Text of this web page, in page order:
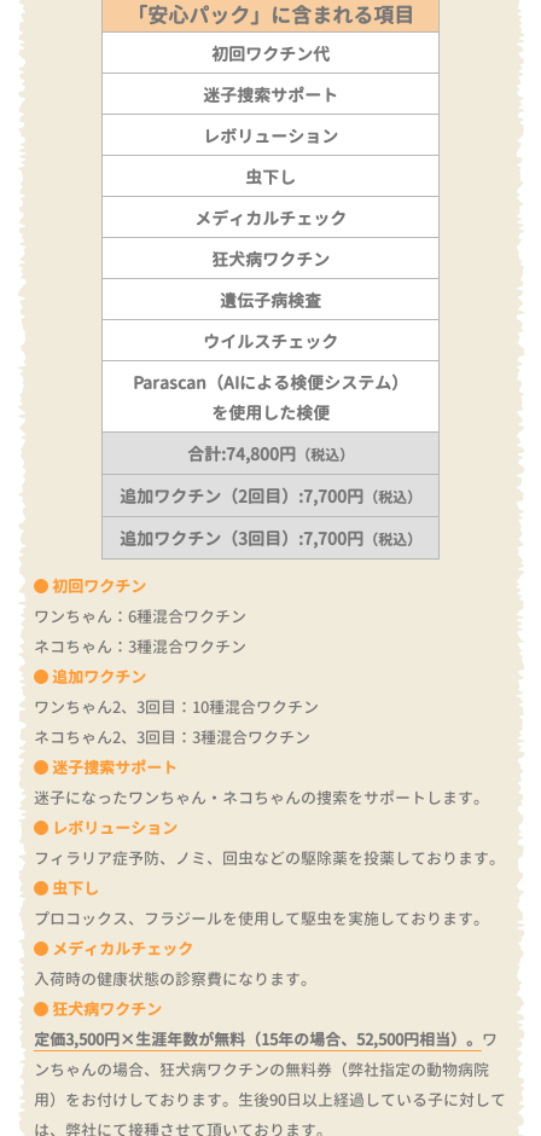
初回ワクチン
ワンちゃん：6種混合ワクチン
ネコちゃん：3種混合ワクチン
追加ワクチン
ワンちゃん2、3回目：10種混合ワクチン
ネコちゃん2、3回目：3種混合ワクチン
迷子捜索サポート
迷子になったワンちゃん・ネコちゃんの捜索をサポートします。
レボリューション
フィラリア症予防、ノミ、回虫などの駆除薬を投薬しております。
虫下し
プロコックス、フラジールを使用して駆虫を実施しております。
メディカルチェック
入荷時の健康状態の診察費になります。
狂犬病ワクチン
定価3,500円×生涯年数が無料（15年の場合、52,500円相当）。 ワ
ンちゃんの場合、狂犬病ワクチンの無料券（弊社指定の動物病院
用）をお付けしております。 生後90日以上経過している子に対して
は、弊社にて接種させて頂いております。
「安心パック」に含まれる項目
初回ワクチン代
迷子捜索サポート
レボリューション
虫下し
メディカルチェック
狂犬病ワクチン
遺伝子病検査
ウイルスチェック
Parascan（AIによる検便システム）
を使用した検便
合計:74,800円 （税込）
追加ワクチン（2回目）:7,700円 （税込）
追加ワクチン（3回目）:7,700円 （税込）